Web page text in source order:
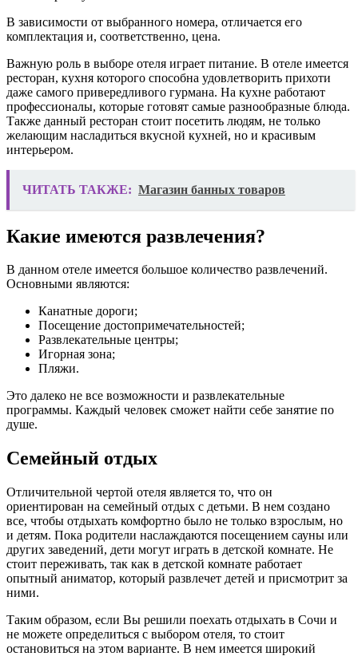
В зависимости от выбранного номера, отличается его
комплектация и, соответственно, цена.
Важную роль в выборе отеля играет питание. В отеле имеется
ресторан, кухня которого способна удовлетворить прихоти
даже самого привередливого гурмана. На кухне работают
профессионалы, которые готовят самые разнообразные блюда.
Также данный ресторан стоит посетить людям, не только
желающим насладиться вкусной кухней, но и красивым
интерьером.
ЧИТАТЬ ТАКЖЕ: Магазин банных товаров
Какие имеются развлечения?
В данном отеле имеется большое количество развлечений.
Основными являются:
Канатные дороги;
Посещение достопримечательностей;
Развлекательные центры;
Игорная зона;
Пляжи.
Это далеко не все возможности и развлекательные
программы. Каждый человек сможет найти себе занятие по
душе.
Семейный отдых
Отличительной чертой отеля является то, что он
ориентирован на семейный отдых с детьми. В нем создано
все, чтобы отдыхать комфортно было не только взрослым, но
и детям. Пока родители наслаждаются посещением сауны или
других заведений, дети могут играть в детской комнате. Не
стоит переживать, так как в детской комнате работает
опытный аниматор, который развлечет детей и присмотрит за
ними.
Таким образом, если Вы решили поехать отдыхать в Сочи и
не можете определиться с выбором отеля, то стоит
остановиться на этом варианте. В нем имеется широкий